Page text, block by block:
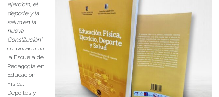
ejercicio, el
deporte y la
salud en la
nueva
Constitución”,
convocado por
la Escuela de
Pedagogía en
Educación
Física,
Deportes y